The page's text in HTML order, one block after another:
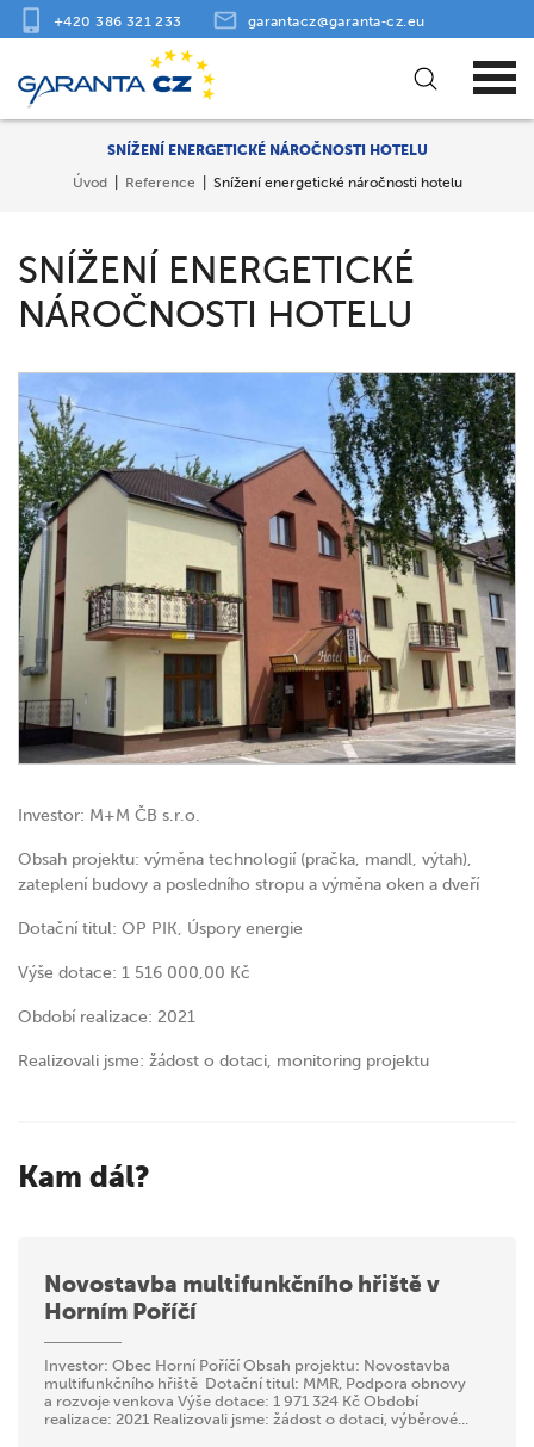
+420 386 321 233 garantacz@garanta‑cz.eu
SNÍŽENÍ ENERGETICKÉ NÁROČNOSTI HOTELU
Úvod
Reference Snížení energetické náročnosti hotelu
SNÍŽENÍ ENERGETICKÉ
NÁROČNOSTI HOTELU
Investor: M+M ČB s.r.o.
Obsah projektu: výměna technologií (pračka, mandl, výtah),
zateplení budovy a posledního stropu a výměna oken a dveří
Dotační titul: OP PIK, Úspory energie
Výše dotace: 1 516 000,00 Kč
Období realizace: 2021
Realizovali jsme: žádost o dotaci, monitoring projektu
Kam dál?
Novostavba multifunkčního hřiště v
Horním Poříčí
Investor: Obec Horní Poříčí Obsah projektu: Novostavba
multifunkčního hřiště Dotační titul: MMR, Podpora obnovy
a rozvoje venkova Výše dotace: 1 971 324 Kč Období
realizace: 2021 Realizovali jsme: žádost o dotaci, výběrové...